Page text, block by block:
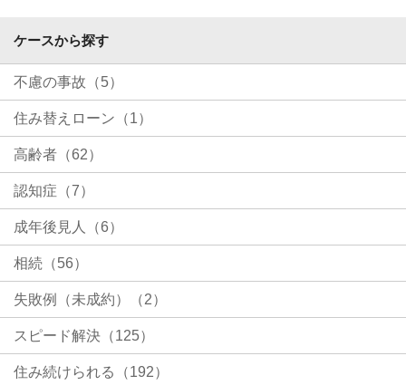
ケースから探す
不慮の事故（5）
住み替えローン（1）
高齢者（62）
認知症（7）
成年後見人（6）
相続（56）
失敗例（未成約）（2）
スピード解決（125）
住み続けられる（192）